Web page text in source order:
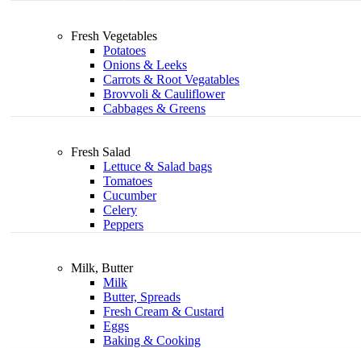
Fresh Vegetables
Potatoes
Onions & Leeks
Carrots & Root Vegatables
Brovvoli & Cauliflower
Cabbages & Greens
Fresh Salad
Lettuce & Salad bags
Tomatoes
Cucumber
Celery
Peppers
Milk, Butter
Milk
Butter, Spreads
Fresh Cream & Custard
Eggs
Baking & Cooking